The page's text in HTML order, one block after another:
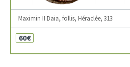
Maximin II Daia, follis, Héraclée, 313
60€